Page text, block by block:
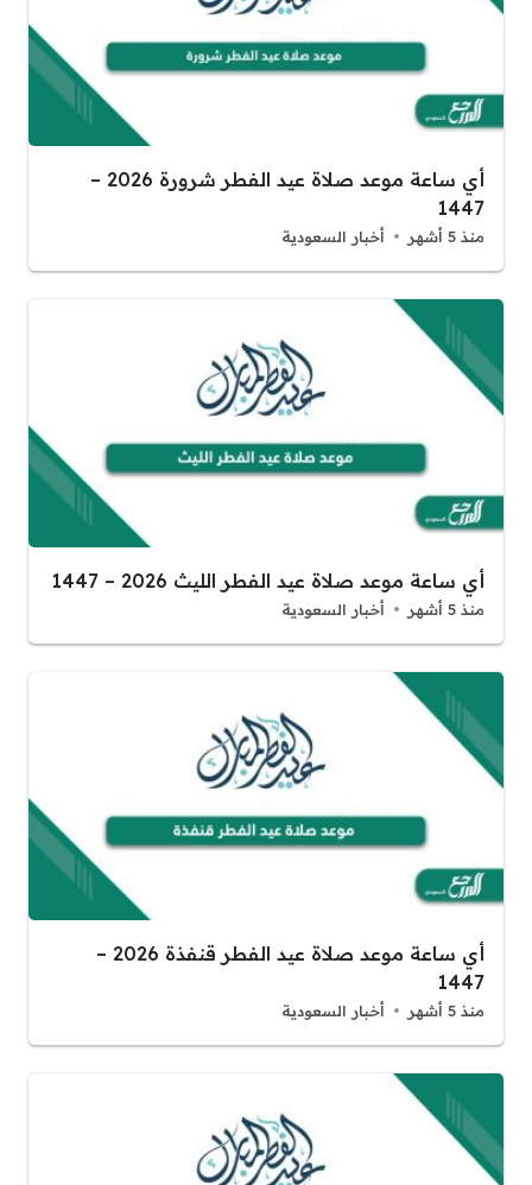
أي ساعة موعد صلاة عيد الفطر شرورة 2026 –
1447
منذ 5 أشهر أخبار السعودية
أي ساعة موعد صلاة عيد الفطر الليث 2026 – 1447
منذ 5 أشهر أخبار السعودية
أي ساعة موعد صلاة عيد الفطر قنفذة 2026 –
1447
منذ 5 أشهر أخبار السعودية